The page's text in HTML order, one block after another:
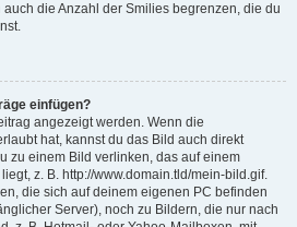
die Anzahl der Smilies begrenzen, die du
einfügen?
angezeigt werden. Wenn die
hat, kannst du das Bild auch direkt
zu einem Bild verlinken, das auf einem
z. B. http://www.domain.tld/mein-bild.gif.
die sich auf deinem eigenen PC befinden
Server), noch zu Bildern, die nur nach